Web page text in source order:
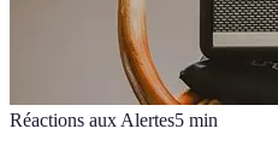
Réactions aux Alertes5 min